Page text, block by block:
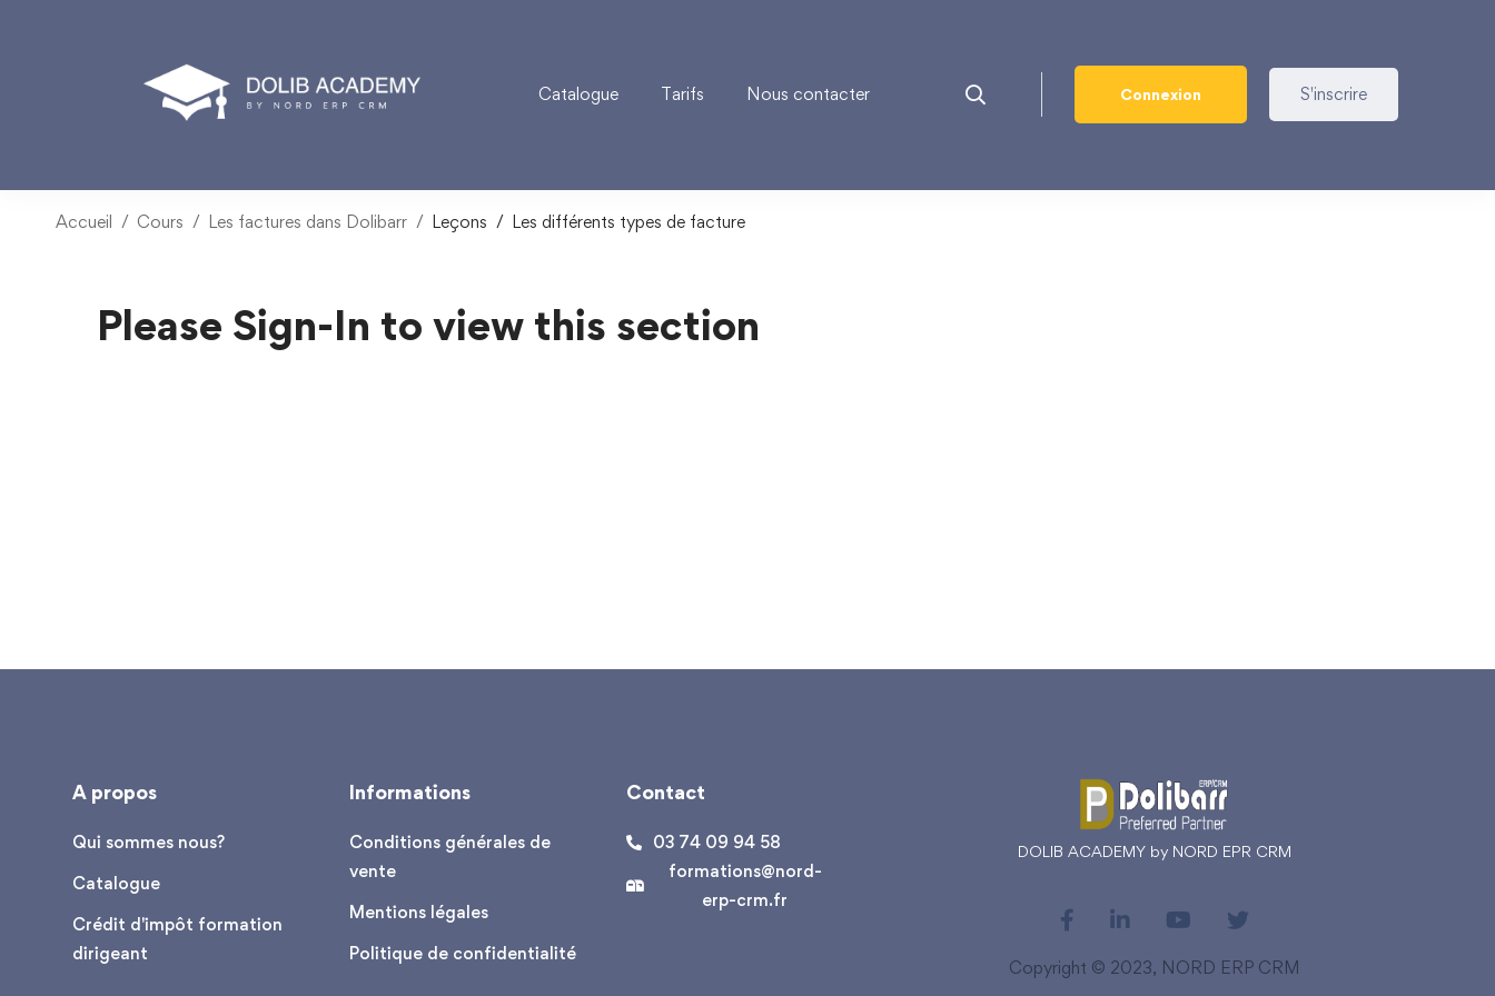
Catalogue Tarifs Nous contacter Connexion S'inscrire
Accueil Cours Les factures dans Dolibarr Leçons Les différents types de facture
Please Sign-In to view this section
A propos
Qui sommes nous?
Catalogue
Crédit d'impôt formation
dirigeant
Informations
Conditions générales de
vente
Mentions légales
Politique de confidentialité
Contact
03 74 09 94 58
formations@nord-
erp-crm.fr
DOLIB ACADEMY by NORD EPR CRM
Copyright © 2023, NORD ERP CRM